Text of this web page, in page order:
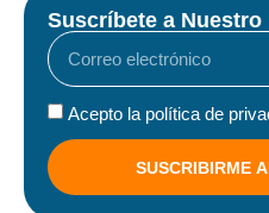
Suscríbete a Nuestro
Acepto la política de
SUSCRIBIRME